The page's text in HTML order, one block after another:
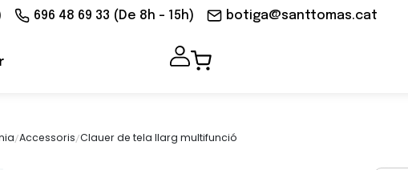
696 48 69 33 (De 8h - 15h) botiga@santtomas.cat
/Accessoris/Clauer de tela llarg multifunció